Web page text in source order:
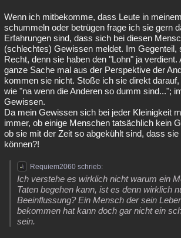
Wenn ich mitbekomme, dass Leute in
schummeln oder betrügen frage ich sie gern
Erfahrungen sind, dass sich bei diesen
(schlechtes) Gewissen meldet. Im Gegenteil,
Recht, denn sie haben den "Lohn" ja verdient.
ganze Sache mal aus der Perspektive der
kommen sie nicht. Stoße ich sie direkt
wie "na wenn die Anderen so dumm sind...";
Gewissen.
Da mein Gewissen sich bei jeder Kleinigkeit
immer, ob einige Menschen tatsächlich kein
ob sie mit der Zeit so abgekühlt sind, dass
können?!
Requiem2060 schrieb:
Ich verstehe es wirklich nicht warum ein
Taten begehen kann, ist es denn wirklich
Beeinflussung? Ein Mensch der sein
bekommen hat kann doch gar nicht ein
sein.